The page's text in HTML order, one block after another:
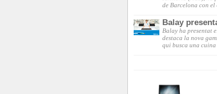
de Barcelona con
Balay
Balay ha presentat
destaca la nova
qui busca una